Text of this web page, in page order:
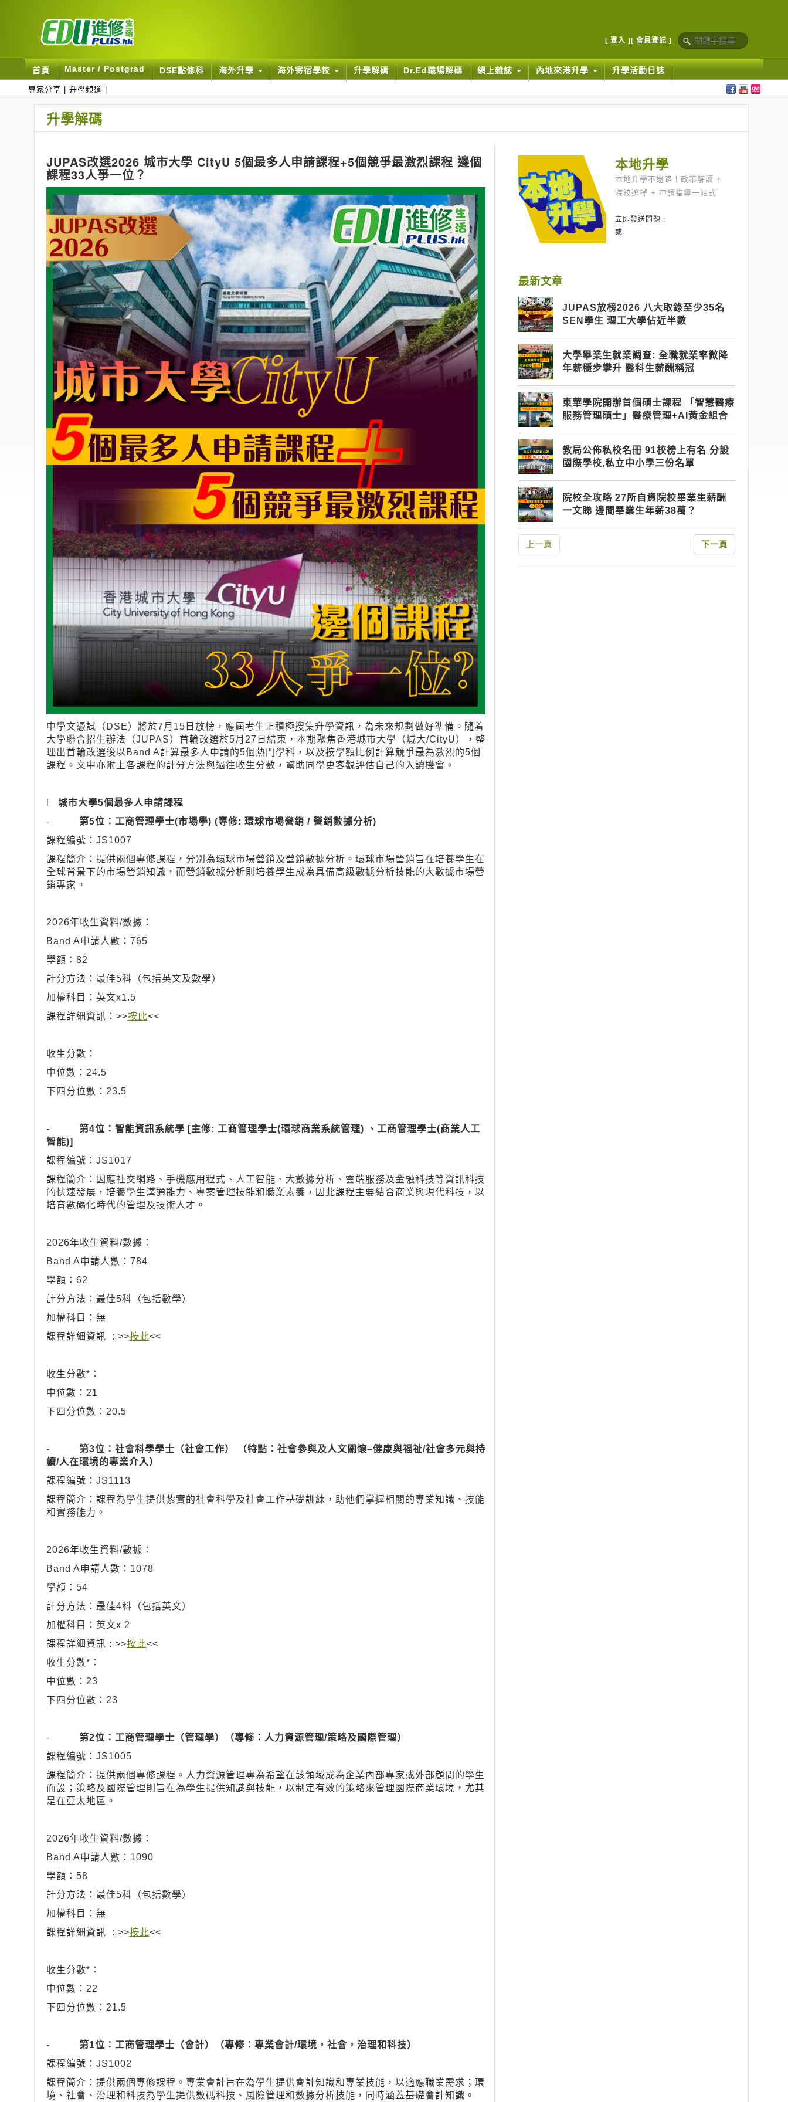
[ 登入 ] [ 會員登記 ]
首頁 Master / Postgrad DSE點修科 海外升學 海外寄宿學校 升學解碼 Dr.Ed職場解碼 網上雜誌 內地來港升學 升學活動日誌
專家分享 升學頻道
升學解碼
JUPAS改選2026 城市大學 CityU 5個最多人申請課程+5個競爭最激烈課程 邊個
課程33人爭一位？
中學文憑試（DSE）將於7月15日放榜，應屆考生正積極搜集升學資訊，為未來規劃做好準備。隨着
大學聯合招生辦法（JUPAS）首輪改選於5月27日結束，本期聚焦香港城市大學（城大/CityU），整
理出首輪改選後以Band A計算最多人申請的5個熱門學科，以及按學額比例計算競爭最為激烈的5個
課程。文中亦附上各課程的計分方法與過往收生分數，幫助同學更客觀評估自己的入讀機會。
城市大學5個最多人申請課程
- 第5位：工商管理學士(市場學) (專修: 環球市場營銷 / 營銷數據分析)
課程編號：JS1007
課程簡介：提供兩個專修課程，分別為環球市場營銷及營銷數據分析。環球市場營銷旨在培養學生在
全球背景下的市場營銷知識，而營銷數據分析則培養學生成為具備高級數據分析技能的大數據市場營
銷專家。
2026年收生資料/數據：
Band A申請人數：765
學額：82
計分方法：最佳5科（包括英文及數學）
加權科目：英文x1.5
課程詳細資訊：>>按此<<
收生分數：
中位數：24.5
下四分位數：23.5
- 第4位：智能資訊系統學 [主修: 工商管理學士(環球商業系統管理) 、工商管理學士(商業人工
智能)]
課程編號：JS1017
課程簡介：因應社交網路、手機應用程式、人工智能、大數據分析、雲端服務及金融科技等資訊科技
的快速發展，培養學生溝通能力、專案管理技能和職業素養，因此課程主要結合商業與現代科技，以
培育數碼化時代的管理及技術人才。
2026年收生資料/數據：
Band A申請人數：784
學額：62
計分方法：最佳5科（包括數學）
加權科目：無
課程詳細資訊 : >>按此<<
收生分數*：
中位數：21
下四分位數：20.5
- 第3位：社會科學學士（社會工作） （特點：社會參與及人文關懷–健康與福祉/社會多元與持
續/人在環境的專業介入）
課程編號：JS1113
課程簡介：課程為學生提供紮實的社會科學及社會工作基礎訓練，助他們掌握相關的專業知識、技能
和實務能力。
2026年收生資料/數據：
Band A申請人數：1078
學額：54
計分方法：最佳4科（包括英文）
加權科目：英文x 2
課程詳細資訊 : >>按此<<
收生分數*：
中位數：23
下四分位數：23
- 第2位：工商管理學士（管理學）（專修：人力資源管理/策略及國際管理）
課程編號：JS1005
課程簡介：提供兩個專修課程。人力資源管理專為希望在該領域成為企業內部專家或外部顧問的學生
而設；策略及國際管理則旨在為學生提供知識與技能，以制定有效的策略來管理國際商業環境，尤其
是在亞太地區。
2026年收生資料/數據：
Band A申請人數：1090
學額：58
計分方法：最佳5科（包括數學）
加權科目：無
課程詳細資訊 : >>按此<<
收生分數*：
中位數：22
下四分位數：21.5
- 第1位：工商管理學士（會計）（專修：專業會計/環境，社會，治理和科技）
課程編號：JS1002
課程簡介：提供兩個專修課程。專業會計旨在為學生提供會計知識和專業技能，以適應職業需求；環
境、社會、治理和科技為學生提供數碼科技、風險管理和數據分析技能，同時涵蓋基礎會計知識。
本地升學
本地升學不迷路！政策解讀 +
院校選擇 + 申請指導一站式
立即發送問題﹕
或
最新文章
JUPAS放榜2026 八大取錄至少35名
SEN學生 理工大學佔近半數
大學畢業生就業調查: 全職就業率微降
年薪穩步攀升 醫科生薪酬稱冠
東華學院開辦首個碩士課程 「智慧醫療
服務管理碩士」醫療管理+AI黃金組合
教局公佈私校名冊 91校榜上有名 分設
國際學校,私立中小學三份名單
院校全攻略 27所自資院校畢業生薪酬
一文睇 邊間畢業生年薪38萬？
上一頁 下一頁